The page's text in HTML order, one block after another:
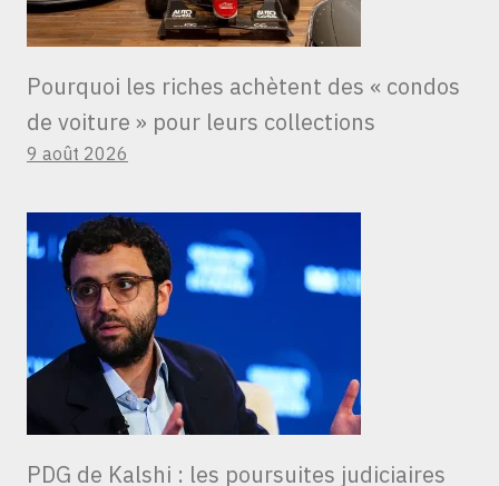
Pourquoi les riches achètent des « condos
de voiture » ​​pour leurs collections
9 août 2026
PDG de Kalshi : les poursuites judiciaires